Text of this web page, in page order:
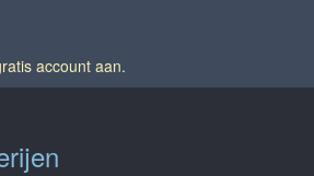
account aan.